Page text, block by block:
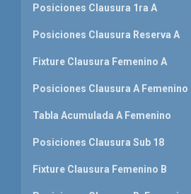
Posiciones Clausura 1ra A
Posiciones Clausura Reserva A
Fixture Clausura Femenino A
Posiciones Clausura A Femenino
Tabla Acumulada A Femenino
Posiciones Clausura Sub 18
Fixture Clausura Femenino B